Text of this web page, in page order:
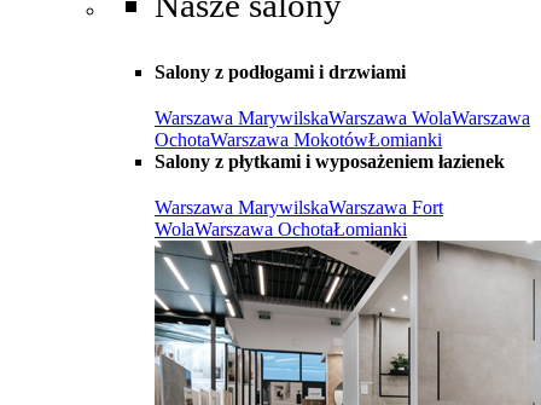
Salony z podłogami i drzwiami
Warszawa MarywilskaWarszawa WolaWarszawa
OchotaWarszawa MokotówŁomianki
Salony z płytkami i wyposażeniem łazienek
Warszawa MarywilskaWarszawa Fort
WolaWarszawa OchotaŁomianki